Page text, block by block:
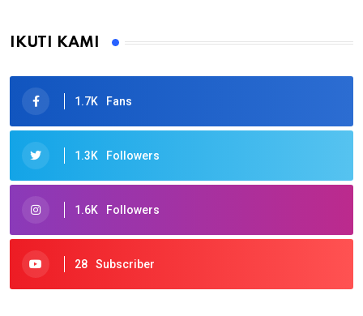
IKUTI KAMI
1.7K Fans
1.3K Followers
1.6K Followers
28 Subscriber